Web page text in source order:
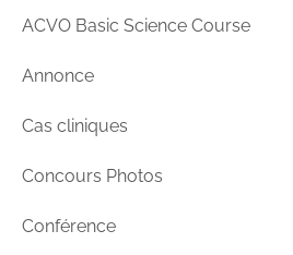
ACVO Basic Science Course
Annonce
Cas cliniques
Concours Photos
Conférence